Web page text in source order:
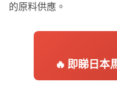
的原料供應。
🔥 即睇日本